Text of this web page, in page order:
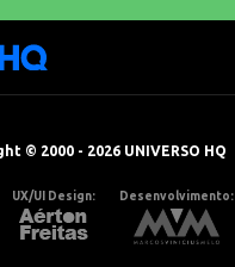
© 2000 - 2026 UNIVERSO HQ
UX/UI Design: Desenvolvimento: